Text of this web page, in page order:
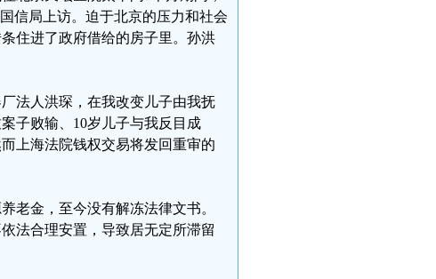
信局上访。迫于北京的压力和社会
住进了政府借给的房子里。孙洪
法人洪琛，在我改变儿子由我抚
子败输、10岁儿子与我反目成
上海法院钱权交易将发回重审的
老金，至今没有解冻法律文书。
法合理安置，导致居无定所滞留